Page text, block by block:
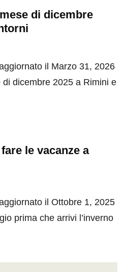
di dicembre
il Marzo 31, 2026
dicembre 2025 a Rimini e
le vacanze a
il Ottobre 1, 2025
prima che arrivi l’inverno